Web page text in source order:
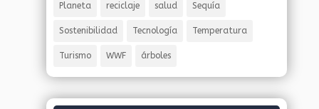
Planeta reciclaje salud Sequía
Sostenibilidad Tecnología Temperatura
Turismo WWF árboles